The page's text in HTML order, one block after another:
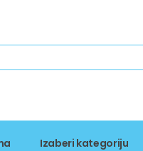
Izaberi kategoriju